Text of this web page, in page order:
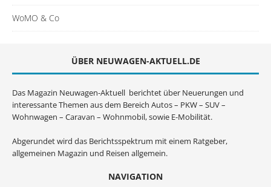
WoMO & Co
ÜBER NEUWAGEN-AKTUELL.DE
Das Magazin Neuwagen-Aktuell berichtet über Neuerungen und
interessante Themen aus dem Bereich Autos – PKW – SUV –
Wohnwagen – Caravan – Wohnmobil, sowie E-Mobilität.
Abgerundet wird das Berichtsspektrum mit einem Ratgeber,
allgemeinen Magazin und Reisen allgemein.
NAVIGATION